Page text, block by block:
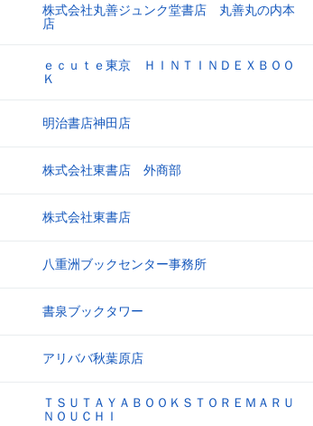
株式会社丸善ジュンク堂書店 丸善丸の内本
店
ｅｃｕｔｅ東京 ＨＩＮＴＩＮＤＥＸＢＯＯ
Ｋ
明治書店神田店
株式会社東書店 外商部
株式会社東書店
八重洲ブックセンター事務所
書泉ブックタワー
アリババ秋葉原店
ＴＳＵＴＡＹＡＢＯＯＫＳＴＯＲＥＭＡＲＵ
ＮＯＵＣＨＩ